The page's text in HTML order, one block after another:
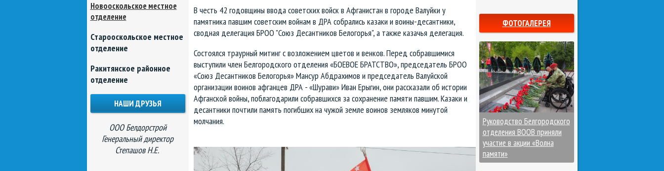
В честь 42 годовщины ввода советских войск в Афганистан в городе Валуйки у
памятника павшим советским войнам в ДРА собрались казаки и воины-десантники,
сводная делегация БРОО "Союз Десантников Белогорья", а также казачья делегация.
Состоялся траурный митинг с возложением цветов и венков. Перед собравшимися
выступили член Белгородского отделения «БОЕВОЕ БРАТСТВО», председатель БРОО
«Союз Десантников Белогорья» Мансур Абдрахимов и председатель Валуйской
организации воинов афганцев ДРА - «Шурави» Иван Ерыгин, они рассказали об истории
Афганской войны, поблагодарили собравшихся за сохранение памяти павшим. Казаки и
десантники почтили память погибших на чужой земле воинов земляков минутой
молчания.
Новооскольское местное
отделение
Старооскольское местное
отделение
Ракитянское районное
отделение
НАШИ ДРУЗЬЯ
ООО Белдорстрой
Генеральный директор
Степашов Н.Е.
ФОТОГАЛЕРЕЯ
Руководство Белгородского
отделения ВООВ приняли
участие в акции «Волна
памяти»